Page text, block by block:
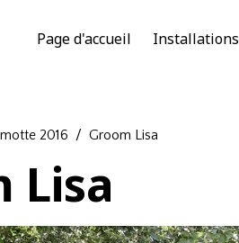
Page d'accueil Installations
2016 Groom Lisa
Lisa